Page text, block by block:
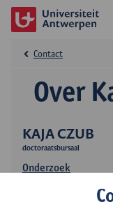
KAJA CZUB
doctoraatsbursaal
Onderzoek
Over
Contact